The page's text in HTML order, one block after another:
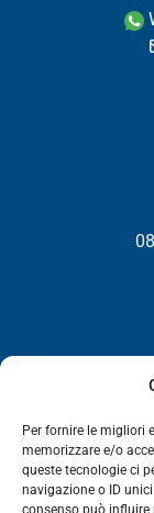
Per fornire le migliori
memorizzare e/o
queste tecnologie ci
navigazione o ID
consenso può